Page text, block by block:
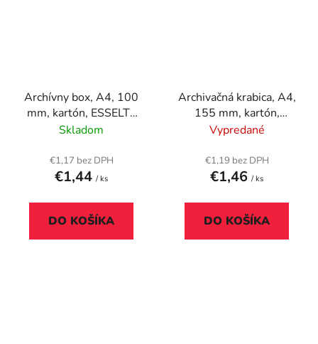
Archívny box, A4, 100
mm, kartón, ESSELTE
"Boxycolor", žltý
Skladom
€1,17 bez DPH
€1,44 / ks
DO KOŠÍKA
Archivačná krabica, A4,
155 mm, kartón,
DONAU, modrá
Vypredané
€1,19 bez DPH
€1,46 / ks
DO KOŠÍKA